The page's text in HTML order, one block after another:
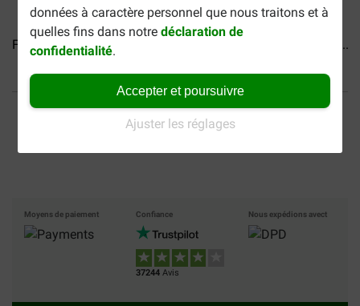
données à caractère personnel que nous traitons et à
quelles fins dans notredéclaration de
confidentialité.
Accepter et poursuivre
Ajuster les réglages
Farm Food Fresh Menu aux... Farm Food Fresh Menu au...
Frais de port offerts dès
69 €
Moyens de paiement Confiance
37244 Avis
Nous expédions avect